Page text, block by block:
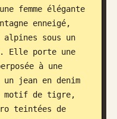
femme élégante
enneigé,
alpines sous un
Elle porte une
à une
jean en denim
motif de tigre,
teintées de